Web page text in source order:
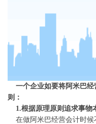
一个企业如要将阿米巴经
则：
1.根据原理原则追求事物
在做阿米巴经营会计时候